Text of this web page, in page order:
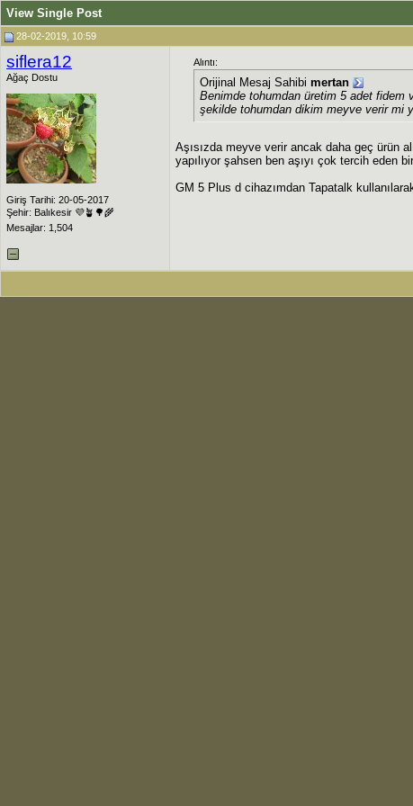
View Single Post
28-02-2019, 10:59
siflera12
Ağaç Dostu
Giriş Tarihi: 20-05-2017
Şehir: Balıkesir 💜🪴🌳🌾
Mesajlar: 1,504
Alıntı:
Orijinal Mesaj Sahibimertan
Benimde tohumdan üretim 5 adet fidem
şekilde tohumdan dikim meyve verir mi
Aşısızda meyve verir ancak daha geç ürün
yapılıyor şahsen ben aşıyı çok tercih eden
GM 5 Plus d cihazımdan Tapatalk